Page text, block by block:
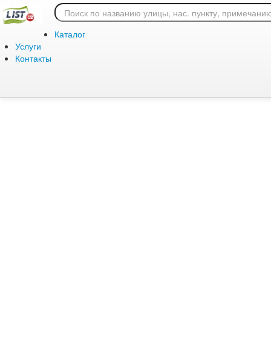
Каталог
Услуги
Контакты
Ошибка 404: страница